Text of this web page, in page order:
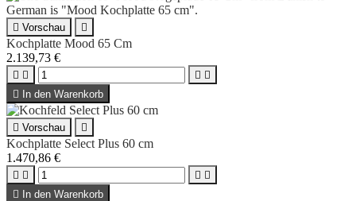
 Vorschau 
Kochplatte Mood 65 Cm
2.139,73 €
   
 In den Warenkorb
 Vorschau 
Kochplatte Select Plus 60 cm
1.470,86 €
   
 In den Warenkorb